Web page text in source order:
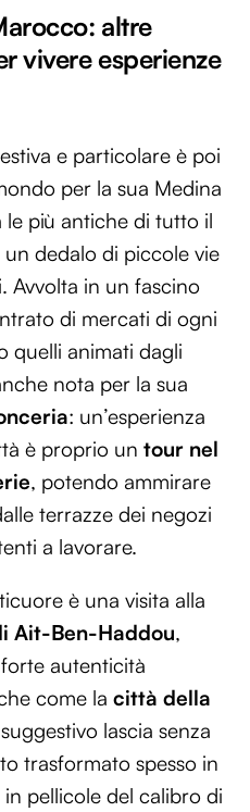
altre
vivere esperienze
e particolare è poi
per la sua Medina
più antiche di tutto il
dedalo di piccole vie
Avvolta in un fascino
di mercati di ogni
quelli animati dagli
nota per la sua
: un’esperienza
è proprio un tour nel
, potendo ammirare
terrazze dei negozi
a lavorare.
è una visita alla
Ait-Ben-Haddou,
autenticità
come la città della
lascia senza
trasformato spesso in
pellicole del calibro di